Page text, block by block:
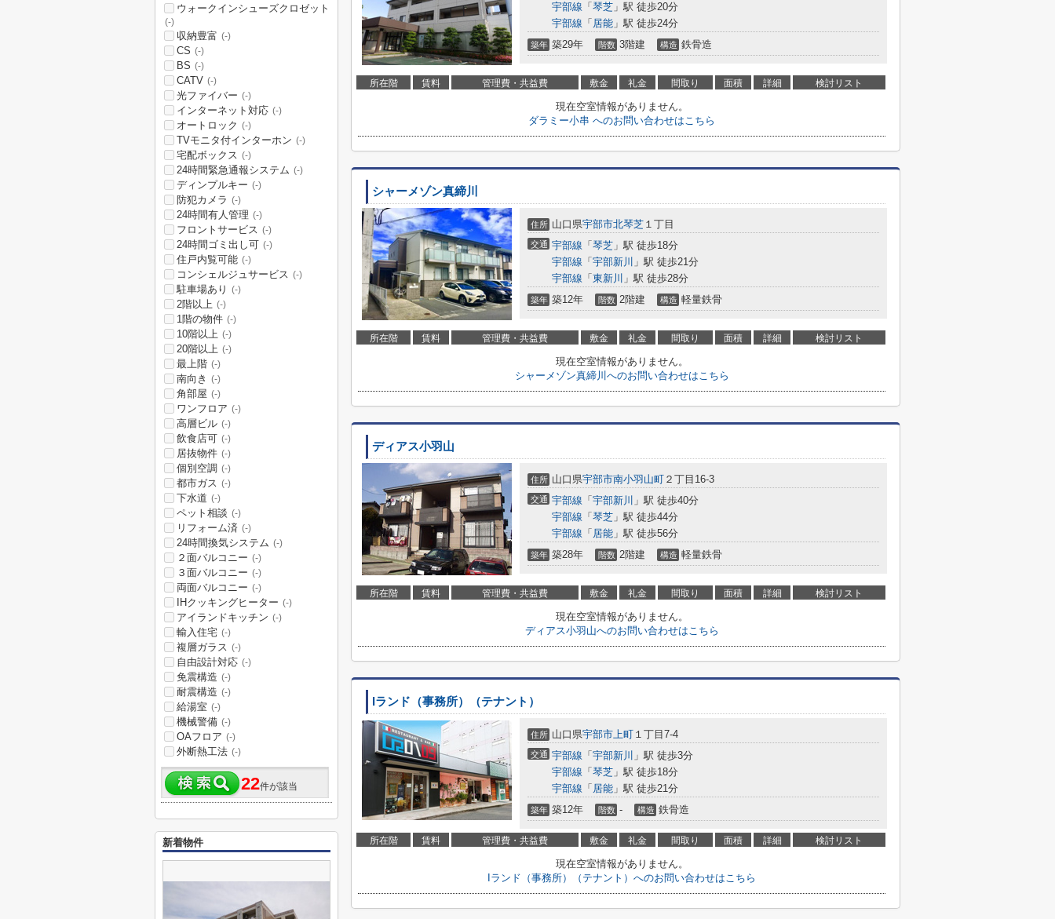
宇部線 「 琴芝 」駅 徒歩20分
宇部線 「 居能 」駅 徒歩24分
築年 築29年 階数 3階建 構造 鉄骨造
所在階 賃料 管理費・共益費 敷金 礼金 間取り 面積 詳細 検討リスト
現在空室情報がありません。
ダラミー小串 へのお問い合わせはこちら
シャーメゾン真締川
住所 山口県宇部市北琴芝 １丁目
交通 宇部線 「 琴芝 」駅 徒歩18分
宇部線 「 宇部新川 」駅 徒歩21分
宇部線 「 東新川 」駅 徒歩28分
築年 築12年 階数 2階建 構造 軽量鉄骨
所在階 賃料 管理費・共益費 敷金 礼金 間取り 面積 詳細 検討リスト
現在空室情報がありません。
シャーメゾン真締川へのお問い合わせはこちら
ディアス小羽山
住所 山口県宇部市南小羽山町 ２丁目16-3
交通 宇部線 「 宇部新川 」駅 徒歩40分
宇部線 「 琴芝 」駅 徒歩44分
宇部線 「 居能 」駅 徒歩56分
築年 築28年 階数 2階建 構造 軽量鉄骨
所在階 賃料 管理費・共益費 敷金 礼金 間取り 面積 詳細 検討リスト
現在空室情報がありません。
ディアス小羽山へのお問い合わせはこちら
Iランド（事務所）（テナント）
住所 山口県宇部市上町 １丁目7-4
交通 宇部線 「 宇部新川 」駅 徒歩3分
宇部線 「 琴芝 」駅 徒歩18分
宇部線 「 居能 」駅 徒歩21分
築年 築12年 階数 - 構造 鉄骨造
所在階 賃料 管理費・共益費 敷金 礼金 間取り 面積 詳細 検討リスト
現在空室情報がありません。
Iランド（事務所）（テナント）へのお問い合わせはこちら
ウォークインシューズクロゼット
(-)
収納豊富 (-)
CS (-)
BS (-)
CATV (-)
光ファイバー (-)
インターネット対応 (-)
オートロック (-)
TVモニタ付インターホン (-)
宅配ボックス (-)
24時間緊急通報システム (-)
ディンプルキー (-)
防犯カメラ (-)
24時間有人管理 (-)
フロントサービス (-)
24時間ゴミ出し可 (-)
住戸内覧可能 (-)
コンシェルジュサービス (-)
駐車場あり (-)
2階以上 (-)
1階の物件 (-)
10階以上 (-)
20階以上 (-)
最上階 (-)
南向き (-)
角部屋 (-)
ワンフロア (-)
高層ビル (-)
飲食店可 (-)
居抜物件 (-)
個別空調 (-)
都市ガス (-)
下水道 (-)
ペット相談 (-)
リフォーム済 (-)
24時間換気システム (-)
２面バルコニー (-)
３面バルコニー (-)
両面バルコニー (-)
IHクッキングヒーター (-)
アイランドキッチン (-)
輸入住宅 (-)
複層ガラス (-)
自由設計対応 (-)
免震構造 (-)
耐震構造 (-)
給湯室 (-)
機械警備 (-)
OAフロア (-)
外断熱工法 (-)
22件が該当
新着物件